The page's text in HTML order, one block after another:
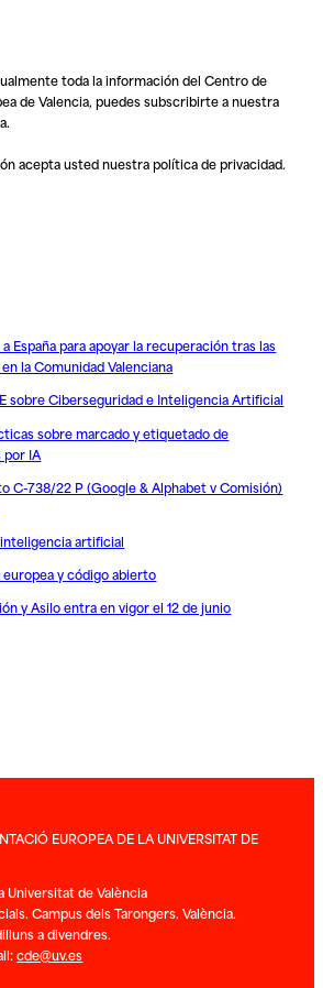
toda la información del Centro de
de Valencia, puedes subscribirte a nuestra
acepta usted nuestrapolítica de privacidad.
España para apoyar la recuperación tras las
la Comunidad Valenciana
sobre Ciberseguridad e Inteligencia Artificial
sobre marcado y etiquetado de
IA
C-738/22 P (Google & Alphabet v Comisión)
artificial
y código abierto
y Asilo entra en vigor el 12 de junio
EUROPEA DE LA UNIVERSITAT DE
Universitat de València
Campus dels Tarongers. València.
a divendres.
cde@uv.es